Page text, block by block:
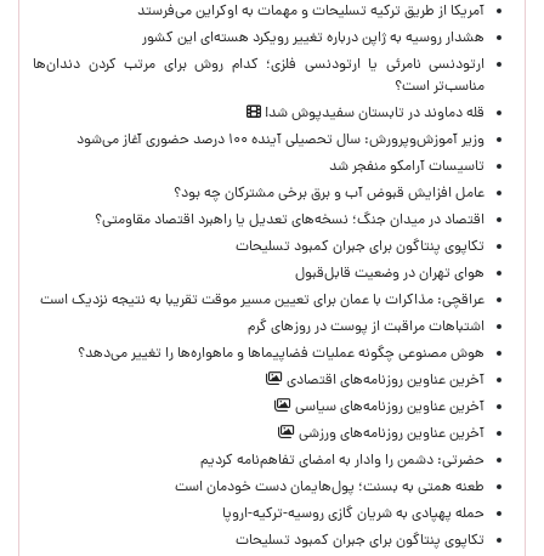
آمریکا از طریق ترکیه تسلیحات و مهمات به اوکراین می‌فرستد
هشدار روسیه به ژاپن درباره تغییر رویکرد هسته‌ای این کشور
ارتودنسی نامرئی یا ارتودنسی فلزی؛ کدام روش برای مرتب کردن دندان‌ها
مناسب‌تر است؟
قله دماوند در تابستان سفیدپوش شد!
وزیر آموزش‌وپرورش: سال تحصیلی آینده ۱۰۰ درصد حضوری آغاز می‌شود
تاسیسات آرامکو منفجر شد
عامل افزایش قبوض آب و برق برخی مشترکان چه بود؟
اقتصاد در میدان جنگ؛ نسخه‌های تعدیل یا راهبرد اقتصاد مقاومتی؟
تکاپوی پنتاگون برای جبران کمبود تسلیحات
هوای تهران در وضعیت قابل‌قبول
عراقچی: مذاکرات با عمان برای تعیین مسیر موقت تقریبا به نتیجه نزدیک است
اشتباهات مراقبت از پوست در روزهای گرم
هوش مصنوعی چگونه عملیات فضاپیماها و ماهواره‌ها را تغییر می‌دهد؟
آخرین عناوین روزنامه‌های اقتصادی
آخرین عناوین روزنامه‌های سیاسی
آخرین عناوین روزنامه‌های ورزشی
حضرتی: دشمن را وادار به امضای تفاهم‌نامه کردیم
طعنه همتی به بسنت؛ پول‌هایمان دست خودمان است
حمله پهپادی به شریان گازی روسیه-ترکیه-اروپا
تکاپوی پنتاگون برای جبران کمبود تسلیحات